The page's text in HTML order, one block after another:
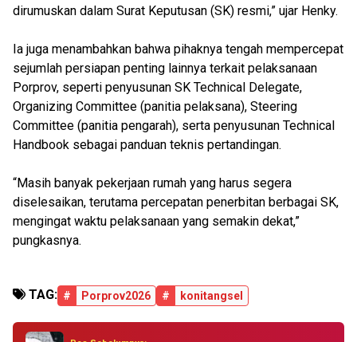
dirumuskan dalam Surat Keputusan (SK) resmi,” ujar Henky.
Ia juga menambahkan bahwa pihaknya tengah mempercepat
sejumlah persiapan penting lainnya terkait pelaksanaan
Porprov, seperti penyusunan SK Technical Delegate,
Organizing Committee (panitia pelaksana), Steering
Committee (panitia pengarah), serta penyusunan Technical
Handbook sebagai panduan teknis pertandingan.
“Masih banyak pekerjaan rumah yang harus segera
diselesaikan, terutama percepatan penerbitan berbagai SK,
mengingat waktu pelaksanaan yang semakin dekat,”
pungkasnya.
TAG: # Porprov2026 # konitangsel